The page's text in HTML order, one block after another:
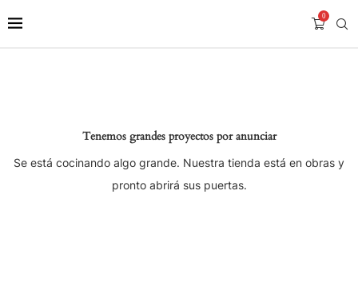
0
Tenemos grandes proyectos por anunciar
Se está cocinando algo grande. Nuestra tienda está en obras y
pronto abrirá sus puertas.